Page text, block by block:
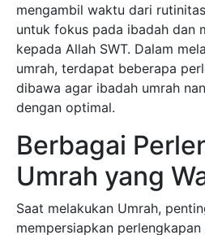
mengambil waktu dari
untuk fokus pada ibadah dan
kepada Allah SWT. Dalam
umrah, terdapat beberapa
dibawa agar ibadah umrah
dengan optimal.
Berbagai
Umrah yang
Saat melakukan Umrah,
mempersiapkan